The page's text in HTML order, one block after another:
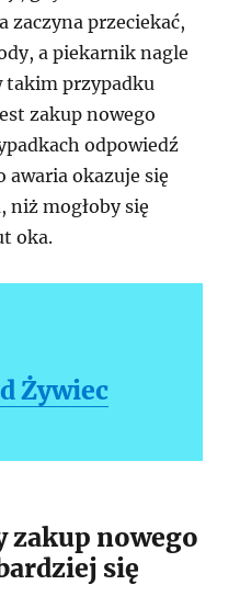
zaczyna przeciekać,
a piekarnik nagle
takim przypadku
zakup nowego
odpowiedź
awaria okazuje się
niż mogłoby się
oka.
Żywiec
zakup nowego
się